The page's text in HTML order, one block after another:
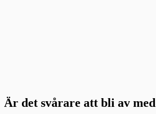
Är det svårare att bli av